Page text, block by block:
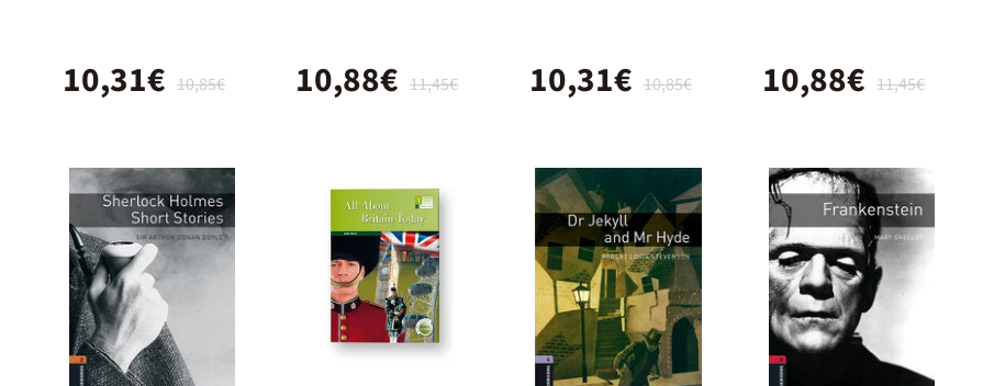
10,85€
10,31€ 11,45€
10,88€ 10,85€
10,31€ 11,45€
10,88€